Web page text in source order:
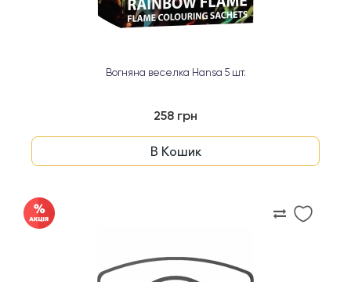
Вогняна веселка Hansa 5 шт.
258 грн
В Кошик